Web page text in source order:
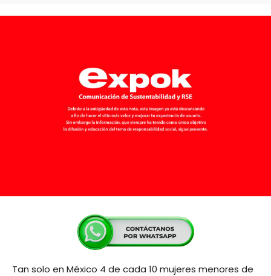
Tan solo en México 4 de cada 10 mujeres menores de